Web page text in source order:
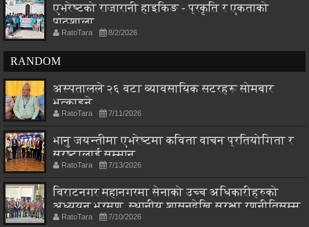
एभरेष्टको राजारानी हाइकिङ - प्रकृति र एकताको
पाठशाला
RatoTara 8/2/2026
RANDOM
अस्पतालले २६ वटा व्यावसायिक सटरहरू सोमबार
भत्काइने
RatoTara 7/11/2026
भानु जयन्तीमा एभरेष्टमा कविता वाचन प्रतियोगिता र
स्रष्टालाई सम्मान
RatoTara 7/13/2026
विराटनगर महानगरमा सेनाको उच्च अधिकारीहरुको
अध्ययन भ्रमण, स्थानीय शासनदेखि सुरक्षा रणनीतिसम्म
छलफल
RatoTara 7/10/2026